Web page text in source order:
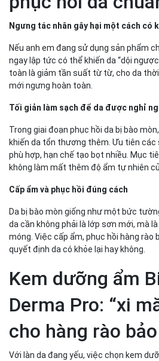
Ngưng tác nhân gây hại một cách có
Nếu anh em đang sử dụng sản phẩm
ngay lập tức có thể khiến da “dội
toàn là giảm tần suất từ từ, cho da
mới ngưng hoàn toàn.
Tối giản làm sạch để da được nghỉ
Trong giai đoạn phục hồi da bị bào
khiến da tổn thương thêm. Ưu tiên các
phù hợp, hạn chế tạo bọt nhiều. Mục
không làm mất thêm độ ẩm tự nhiên
Cấp ẩm và phục hồi đúng cách
Da bị bào mòn giống như một bức
da cần không phải là lớp sơn mới, mà
móng. Việc cấp ẩm, phục hồi hàng rào
quyết định da có khỏe lại hay không.
Kem dưỡng ẩm
Derma Pro: “xi
cho hàng rào
Với làn da đang yếu, việc chọn kem